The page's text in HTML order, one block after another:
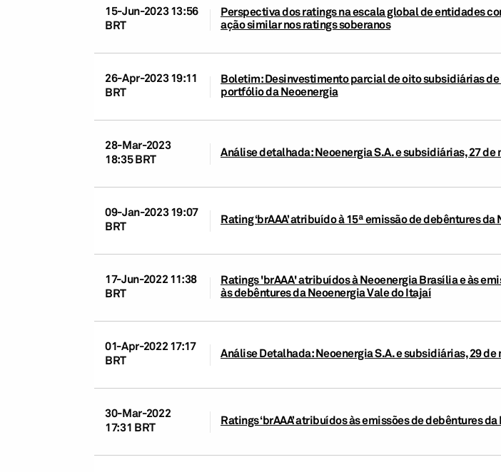
15-Jun-2023 13:56
BRT
Perspectiva dos ratings na escala global de entidades
ação similar nos ratings soberanos
26-Apr-2023 19:11
BRT
Boletim: Desinvestimento parcial de oito subsidiárias
portfólio da Neoenergia
28-Mar-2023
18:35 BRT
Análise detalhada: Neoenergia S.A. e subsidiárias, 27 de
09-Jan-2023 19:07
BRT
Rating ‘brAAA’ atribuído à 15ª emissão de debêntures
17-Jun-2022 11:38
BRT
Ratings 'brAAA' atribuídos à Neoenergia Brasília e às
às debêntures da Neoenergia Vale do Itajaí
01-Apr-2022 17:17
BRT
Análise Detalhada: Neoenergia S.A. e subsidiárias, 29 de
30-Mar-2022
17:31 BRT
Ratings ‘brAAA’ atribuídos às emissões de debêntures